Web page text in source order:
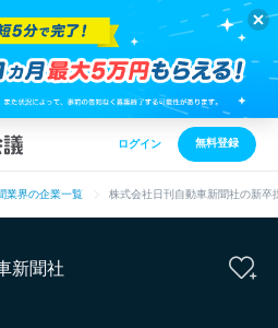
ログイン 無料登録
業界の企業一覧 株式会社日刊自動車新聞社の新卒
新聞社